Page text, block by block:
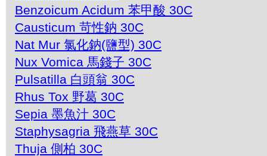
Benzoicum Acidum 苯甲酸 30C
Causticum 苛性鈉 30C
Nat Mur 氯化鈉(鹽型) 30C
Nux Vomica 馬錢子 30C
Pulsatilla 白頭翁 30C
Rhus Tox 野葛 30C
Sepia 墨魚汁 30C
Staphysagria 飛燕草 30C
Thuja 側柏 30C